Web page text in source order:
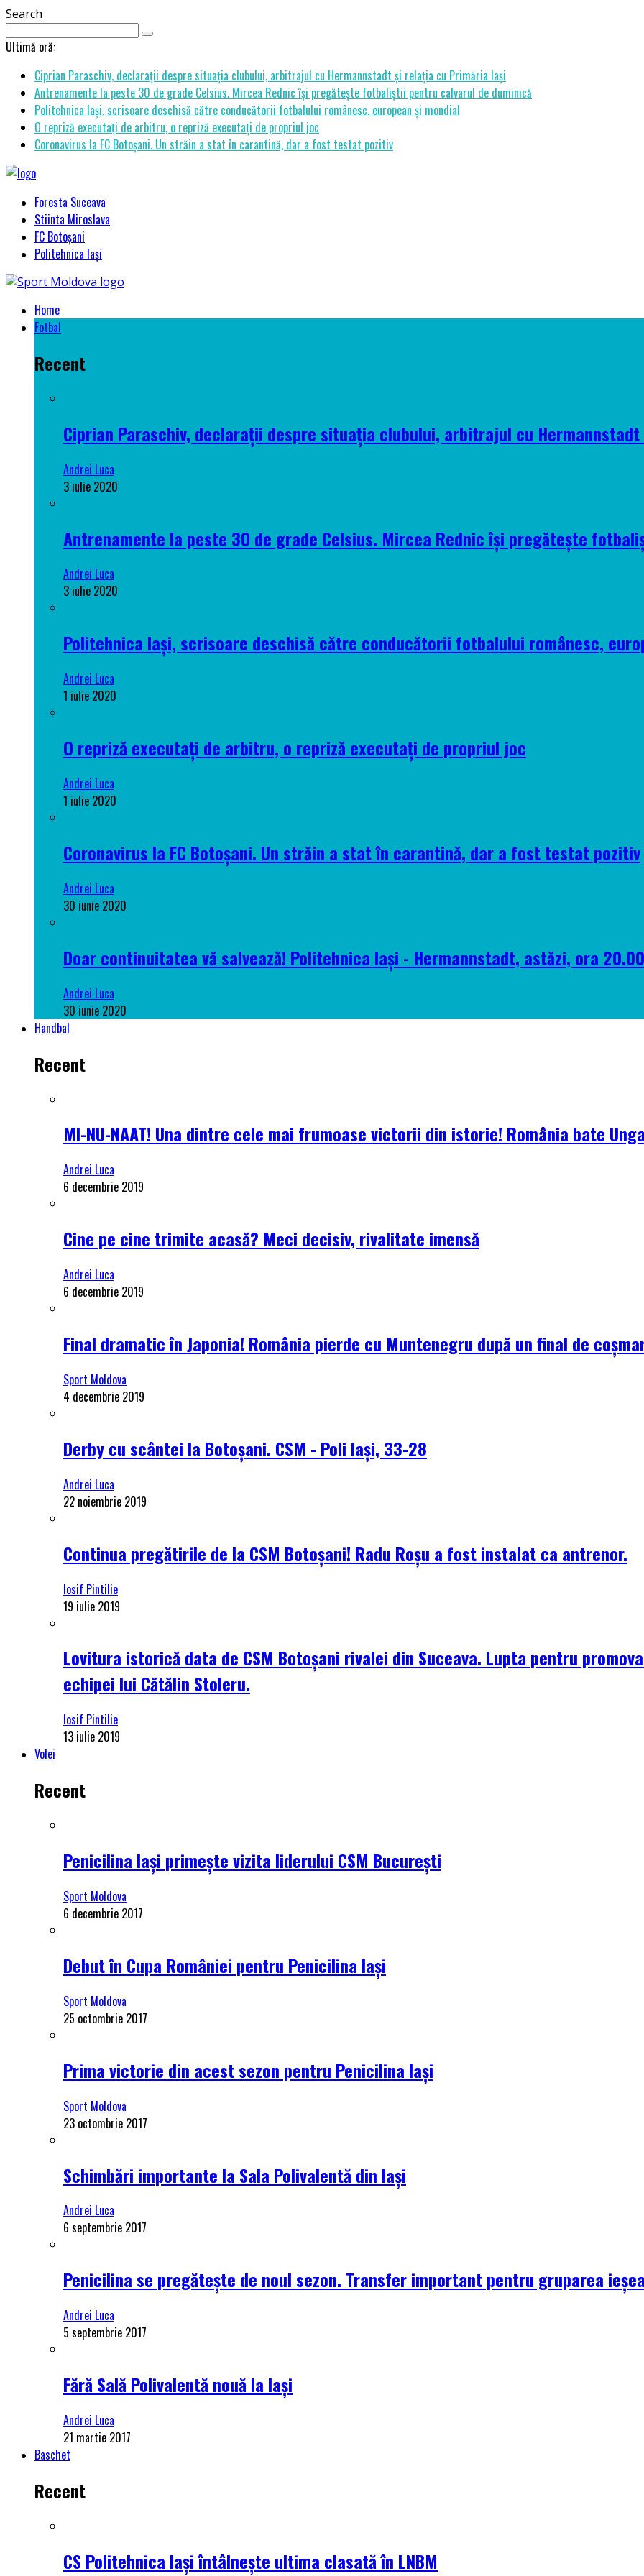
Search
Ultimă oră:
Ciprian Paraschiv, declarații despre situația clubului, arbitrajul cu Hermannstadt și relația cu Primăria Iași
Antrenamente la peste 30 de grade Celsius. Mircea Rednic își pregătește fotbaliștii pentru calvarul de duminică
Politehnica Iași, scrisoare deschisă către conducătorii fotbalului românesc, european și mondial
O repriză executați de arbitru, o repriză executați de propriul joc
Coronavirus la FC Botoșani. Un străin a stat în carantină, dar a fost testat pozitiv
Foresta Suceava
Stiinta Miroslava
FC Botoșani
Politehnica Iași
Home
Fotbal
Recent
Ciprian Paraschiv, declarații despre situația clubului, arbitrajul cu
Andrei Luca
3 iulie 2020
Antrenamente la peste 30 de grade Celsius. Mircea Rednic își pregătește
Andrei Luca
3 iulie 2020
Politehnica Iași, scrisoare deschisă către conducătorii fotbalului românesc,
Andrei Luca
1 iulie 2020
O repriză executați de arbitru, o repriză executați de propriul joc
Andrei Luca
1 iulie 2020
Coronavirus la FC Botoșani. Un străin a stat în carantină, dar a fost testat pozitiv
Andrei Luca
30 iunie 2020
Doar continuitatea vă salvează! Politehnica Iași - Hermannstadt, astăzi, ora 20.00
Andrei Luca
30 iunie 2020
Handbal
Recent
MI-NU-NAAT! Una dintre cele mai frumoase victorii din istorie! România bate
Andrei Luca
6 decembrie 2019
Cine pe cine trimite acasă? Meci decisiv, rivalitate imensă
Andrei Luca
6 decembrie 2019
Final dramatic în Japonia! România pierde cu Muntenegru după un final de
Sport Moldova
4 decembrie 2019
Derby cu scântei la Botoșani. CSM - Poli Iași, 33-28
Andrei Luca
22 noiembrie 2019
Continua pregătirile de la CSM Botoșani! Radu Roșu a fost instalat ca antrenor.
Iosif Pintilie
19 iulie 2019
Lovitura istorică data de CSM Botoșani rivalei din Suceava. Lupta pentru
echipei lui Cătălin Stoleru.
Iosif Pintilie
13 iulie 2019
Volei
Recent
Penicilina Iași primește vizita liderului CSM București
Sport Moldova
6 decembrie 2017
Debut în Cupa României pentru Penicilina Iași
Sport Moldova
25 octombrie 2017
Prima victorie din acest sezon pentru Penicilina Iași
Sport Moldova
23 octombrie 2017
Schimbări importante la Sala Polivalentă din Iași
Andrei Luca
6 septembrie 2017
Penicilina se pregătește de noul sezon. Transfer important pentru gruparea
Andrei Luca
5 septembrie 2017
Fără Sală Polivalentă nouă la Iași
Andrei Luca
21 martie 2017
Baschet
Recent
CS Politehnica Iași întâlnește ultima clasată în LNBM